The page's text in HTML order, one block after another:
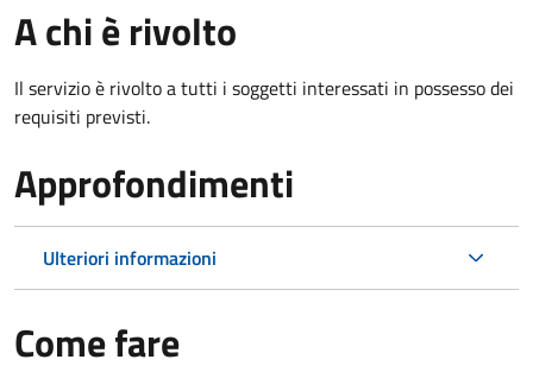
A chi è rivolto
Il servizio è rivolto a tutti i soggetti interessati in possesso dei
requisiti previsti.
Approfondimenti
Ulteriori informazioni
Come fare